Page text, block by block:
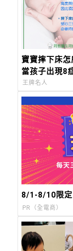
寶寶摔下床
當孩子出現8
王牌名人
8/1-8/10限
PR（全電商）